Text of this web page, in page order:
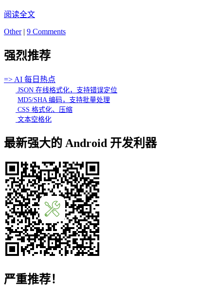
阅读全文
Other | 9 Comments
强烈推荐
=> AI 每日热点
JSON 在线格式化，支持错误定位
MD5/SHA 编码，支持批量处理
CSS 格式化、压缩
文本空格化
最新强大的 Android 开发利器
严重推荐！